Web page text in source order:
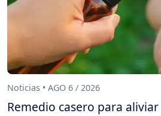
Noticias • AGO 6 / 2026
Remedio casero para